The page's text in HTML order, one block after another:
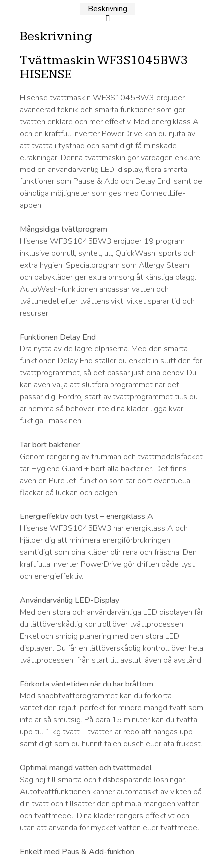
Beskrivning
Beskrivning
Tvättmaskin WF3S1045BW3
HISENSE
Hisense tvättmaskin WF3S1045BW3 erbjuder
avancerad teknik och smarta funktioner som gör
tvätten enklare och mer effektiv. Med energiklass A
och en kraftfull Inverter PowerDrive kan du njuta av
att tvätta i tystnad och samtidigt få minskade
elräkningar. Denna tvättmaskin gör vardagen enklare
med en användarvänlig LED-display, flera smarta
funktioner som Pause & Add och Delay End, samt de
oändliga möjligheter som ges med ConnectLife-
appen.
Mångsidiga tvättprogram
Hisense WF3S1045BW3 erbjuder 19 program
inklusive bomull, syntet, ull, QuickWash, sports och
extra hygien. Specialprogram som Allergy Steam
och babykläder ger extra omsorg åt känsliga plagg.
AutoWash-funktionen anpassar vatten och
tvättmedel efter tvättens vikt, vilket sparar tid och
resurser.
Funktionen Delay End
Dra nytta av de lägre elpriserna. Med den smarta
funktionen Delay End ställer du enkelt in sluttiden för
tvättprogrammet, så det passar just dina behov. Du
kan även välja att slutföra programmet när det
passar dig. Fördröj start av tvättprogrammet tills du
är hemma så behöver inte dina kläder ligga kvar
fuktiga i maskinen.
Tar bort bakterier
Genom rengöring av trumman och tvättmedelsfacket
tar Hygiene Guard + bort alla bakterier. Det finns
även en Pure Jet-funktion som tar bort eventuella
fläckar på luckan och bälgen.
Energieffektiv och tyst – energiklass A
Hisense WF3S1045BW3 har energiklass A och
hjälper dig att minimera energiförbrukningen
samtidigt som dina kläder blir rena och fräscha. Den
kraftfulla Inverter PowerDrive gör driften både tyst
och energieffektiv.
Användarvänlig LED-Display
Med den stora och användarvänliga LED displayen får
du lättöverskådlig kontroll över tvättprocessen.
Enkel och smidig planering med den stora LED
displayen. Du får en lättöverskådlig kontroll över hela
tvättprocessen, från start till avslut, även på avstånd.
Förkorta väntetiden när du har bråttom
Med snabbtvättprogrammet kan du förkorta
väntetiden rejält, perfekt för mindre mängd tvätt som
inte är så smutsig. På bara 15 minuter kan du tvätta
upp till 1 kg tvätt – tvätten är redo att hängas upp
samtidigt som du hunnit ta en dusch eller äta frukost.
Optimal mängd vatten och tvättmedel
Säg hej till smarta och tidsbesparande lösningar.
Autotvättfunktionen känner automatiskt av vikten på
din tvätt och tillsätter den optimala mängden vatten
och tvättmedel. Dina kläder rengörs effektivt och
utan att använda för mycket vatten eller tvättmedel.
Enkelt med Paus & Add-funktion